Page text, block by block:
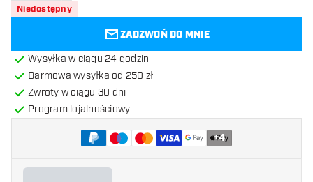
Niedostępny
ZADZWOŃ DO MNIE
Wysyłka w ciągu 24 godzin
Darmowa wysyłka od 250 zł
Zwroty w ciągu 30 dni
Program lojalnościowy
+4